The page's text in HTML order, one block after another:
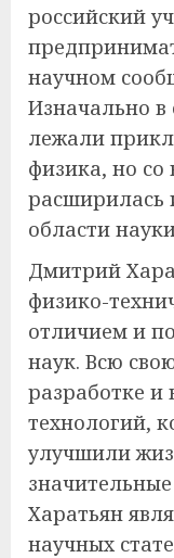
российский
научном
Изначально в
лежали
физика, но со
расширилась
области
Дмитрий
физико-
отличием и
наук. Всю
разработке
технологий,
улучшили
Харатьян
научных